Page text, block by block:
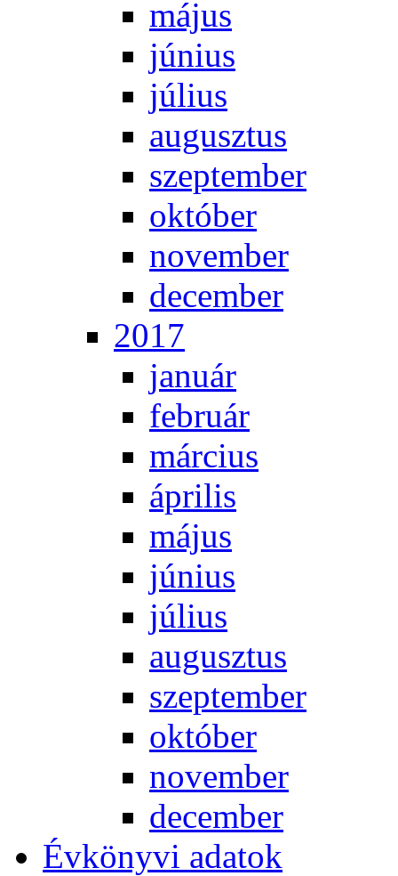
má­jus
jú­ni­us
jú­li­us
au­gusz­tus
szep­tem­ber
ok­tó­ber
no­vem­ber
de­cem­ber
2017
ja­nu­ár
feb­ru­ár
már­ci­us
áp­ri­lis
má­jus
jú­ni­us
jú­li­us
au­gusz­tus
szep­tem­ber
ok­tó­ber
no­vem­ber
de­cem­ber
Év­köny­vi ada­tok